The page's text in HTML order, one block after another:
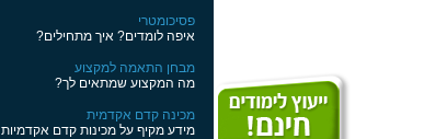
פסיכומטרי
איפה לומדים? איך מתחילים?
מבחן התאמה למקצוע
מה המקצוע שמתאים לך?
מכינה קדם אקדמית
מידע מקיף על מכינות קדם אקדמיות